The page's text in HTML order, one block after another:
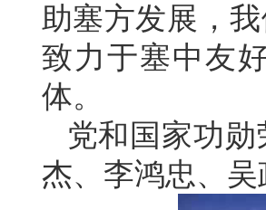
助塞方发展，
致力于塞中友
体。
党和国家功
杰、李鸿忠、